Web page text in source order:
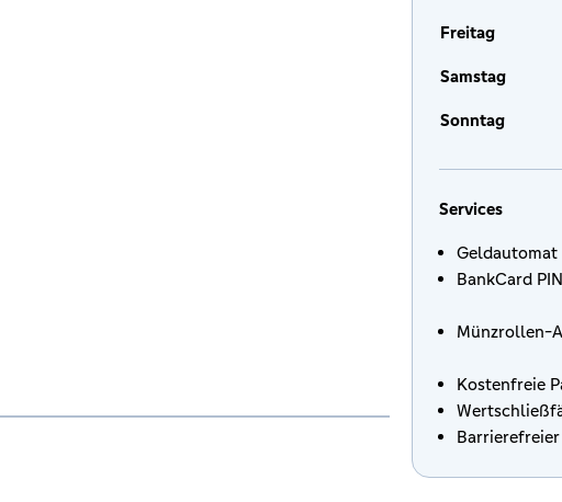
Freitag
Samstag
Sonntag
Services
Geldautomat
BankCard
Münzrollen-
Kostenfreie